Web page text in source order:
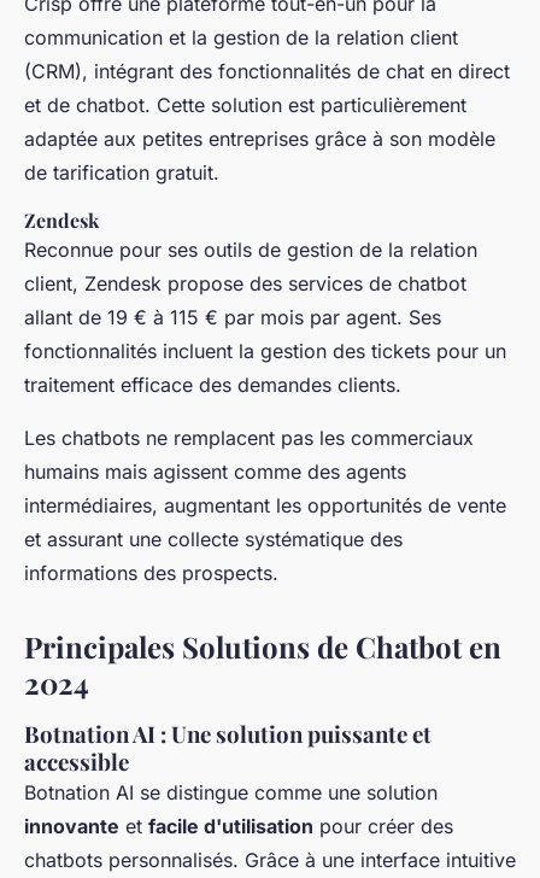
communication et la gestion de la relation client
(CRM), intégrant des fonctionnalités de chat en direct
et de chatbot. Cette solution est particulièrement
adaptée aux petites entreprises grâce à son modèle
de tarification gratuit.
Zendesk
Reconnue pour ses outils de gestion de la relation
client, Zendesk propose des services de chatbot
allant de 19 € à 115 € par mois par agent. Ses
fonctionnalités incluent la gestion des tickets pour un
traitement efficace des demandes clients.
Les chatbots ne remplacent pas les commerciaux
humains mais agissent comme des agents
intermédiaires, augmentant les opportunités de vente
et assurant une collecte systématique des
informations des prospects.
Principales Solutions de Chatbot en
2024
Botnation AI : Une solution puissante et
accessible
Botnation AI se distingue comme une solution
innovante et facile d'utilisation pour créer des
chatbots personnalisés. Grâce à une interface intuitive